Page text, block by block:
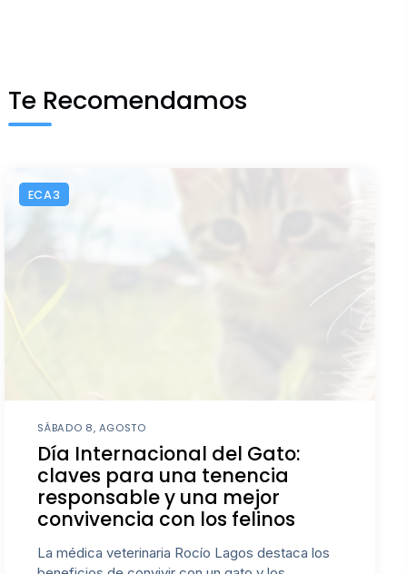
Te Recomendamos
ECA3
SÁBADO 8, AGOSTO
Día Internacional del Gato:
claves para una tenencia
responsable y una mejor
convivencia con los felinos
La médica veterinaria Rocío Lagos destaca los